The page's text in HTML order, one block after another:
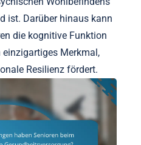
ist. Darüber hinaus kann
die kognitive Funktion
Merkmal,
Resilienz fördert.